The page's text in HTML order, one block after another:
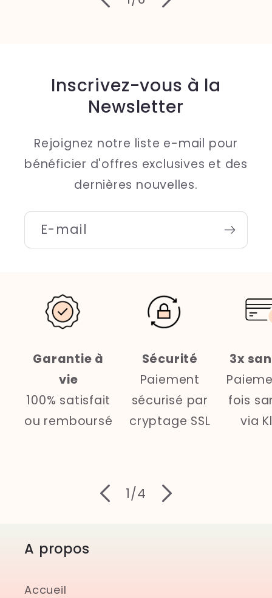
Inscrivez-vous à la
Newsletter
Rejoignez notre liste e-mail pour
bénéficier d'offres exclusives et des
dernières nouvelles.
E-mail
Garantie à
vie
100% satisfait
ou remboursé
Sécurité
Paiement
sécurisé par
cryptage SSL
3x
fois
via
1/de
4
A propos
Accueil